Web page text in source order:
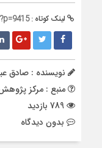
لینک کوتاه :
نویسنده : صادق
منبع : مرکز
بدون دیدگاه